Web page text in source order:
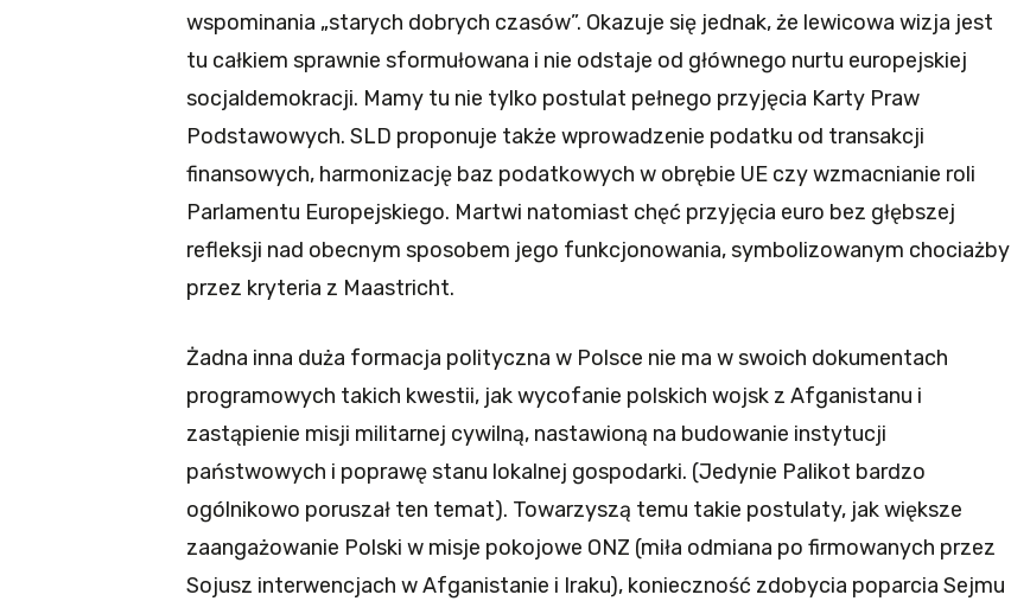
wspominania „starych dobrych czasów”. Okazuje się jednak, że lewicowa wizja jest
tu całkiem sprawnie sformułowana i nie odstaje od głównego nurtu europejskiej
socjaldemokracji. Mamy tu nie tylko postulat pełnego przyjęcia Karty Praw
Podstawowych. SLD proponuje także wprowadzenie podatku od transakcji
finansowych, harmonizację baz podatkowych w obrębie UE czy wzmacnianie roli
Parlamentu Europejskiego. Martwi natomiast chęć przyjęcia euro bez głębszej
refleksji nad obecnym sposobem jego funkcjonowania, symbolizowanym chociażby
przez kryteria z Maastricht.
Żadna inna duża formacja polityczna w Polsce nie ma w swoich dokumentach
programowych takich kwestii, jak wycofanie polskich wojsk z Afganistanu i
zastąpienie misji militarnej cywilną, nastawioną na budowanie instytucji
państwowych i poprawę stanu lokalnej gospodarki. (Jedynie Palikot bardzo
ogólnikowo poruszał ten temat). Towarzyszą temu takie postulaty, jak większe
zaangażowanie Polski w misje pokojowe ONZ (miła odmiana po firmowanych przez
Sojusz interwencjach w Afganistanie i Iraku), konieczność zdobycia poparcia Sejmu